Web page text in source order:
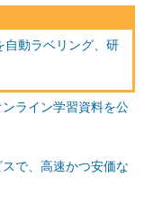
自動ラベリング、研
ライン学習資料を公
で、高速かつ安価な